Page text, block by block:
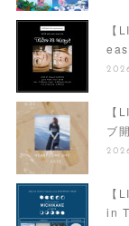
【
【
ブ
【
in